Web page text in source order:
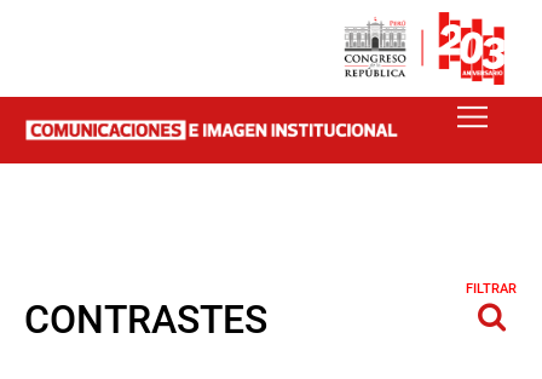
CONTRASTES
FILTRAR